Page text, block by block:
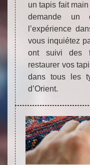
un tapis fait
demande un
l’expérience
vous inquiétez
ont suivi des
restaurer vos
dans tous les
d’Orient.